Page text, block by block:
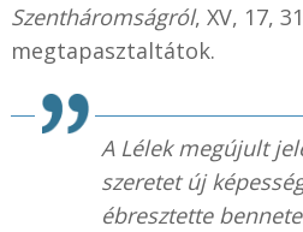
Szentháromságról, XV, 17,
megtapasztaltátok.
A Lélek megújult
szeretet új
ébresztette